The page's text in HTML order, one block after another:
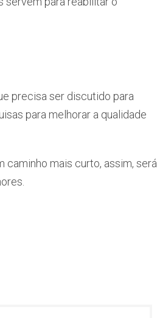
precisa ser discutido para
para melhorar a qualidade
caminho mais curto, assim, será